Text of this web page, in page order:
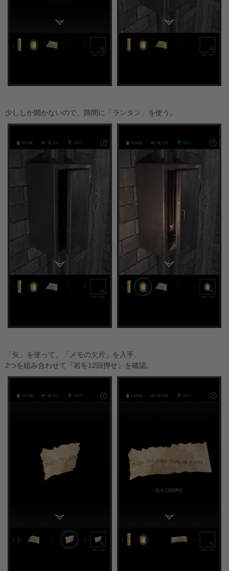
少ししか開かないので、隙間に「ランタン」を使う。
「矢」を使って、「メモの欠片」を入手。
2つを組み合わせて『岩を12回押せ』を確認。